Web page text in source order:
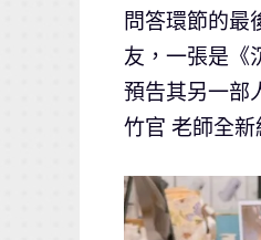
問答環節的最
友，一張是《
預告其另一部
竹官 老師全